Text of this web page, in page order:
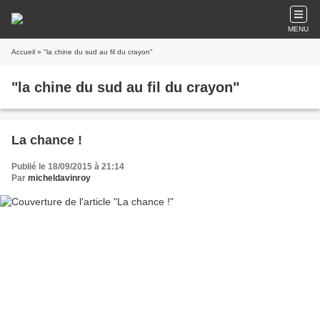
MENU
Accueil » "la chine du sud au fil du crayon"
"la chine du sud au fil du crayon"
La chance !
Publié le 18/09/2015 à 21:14
Par micheldavinroy